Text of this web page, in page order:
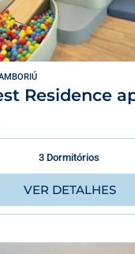
Residence
3 Dormitórios
VER DETALHES